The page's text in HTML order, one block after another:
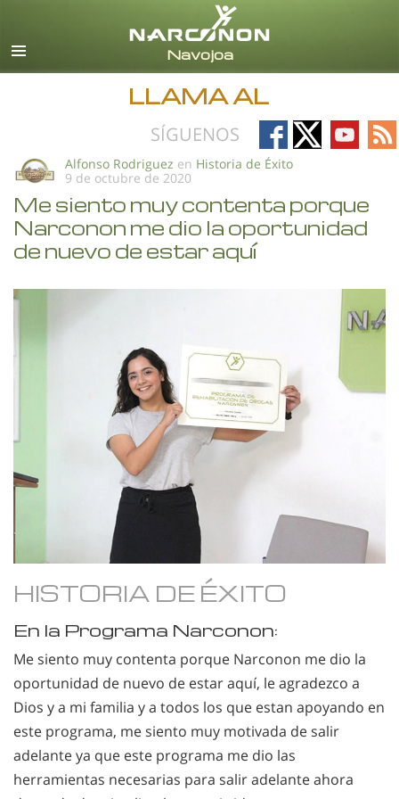
Español
Todas las Regiones/Idiomas
LLAMA AL
SÍGUENOS
Follow
on
Follow
on
Follow
on
on
Alfonso Rodriguez en Historia de Éxito
9 de octubre de 2020
Me siento muy contenta porque
Narconon me dio la oportunidad
de nuevo de estar aquí
HISTORIA DE ÉXITO
En la Programa Narconon:
Me siento muy contenta porque Narconon me dio la
oportunidad de nuevo de estar aquí, le agradezco a
Dios y a mi familia y a todos los que estan apoyando en
este programa, me siento muy motivada de salir
adelante ya que este programa me dio las
herramientas necesarias para salir adelante ahora